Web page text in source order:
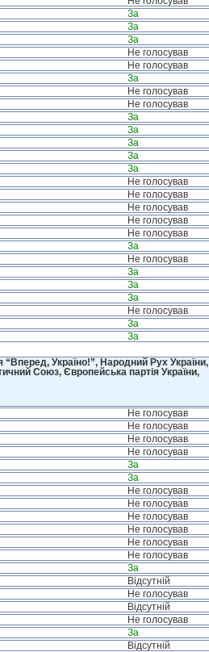
За
За
За
Не голосував
Не голосував
За
Не голосував
Не голосував
За
За
За
За
За
Не голосував
Не голосував
Не голосував
Не голосував
Не голосував
За
Не голосував
За
За
За
Не голосував
За
За
Україно!”, Народний Рух України,
Союз, Європейська партія України,
Не голосував
Не голосував
Не голосував
Не голосував
За
За
Не голосував
Не голосував
Не голосував
Не голосував
Не голосував
Не голосував
За
Відсутній
Не голосував
Відсутній
Не голосував
За
Відсутній